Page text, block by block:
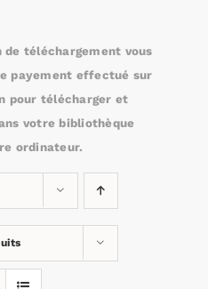
téléchargement vous
payement effectué sur
pour télécharger et
votre bibliothèque
ordinateur.